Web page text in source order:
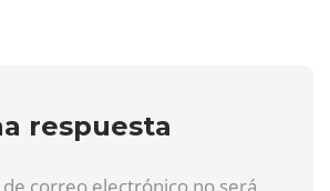
respuesta
correo electrónico no será